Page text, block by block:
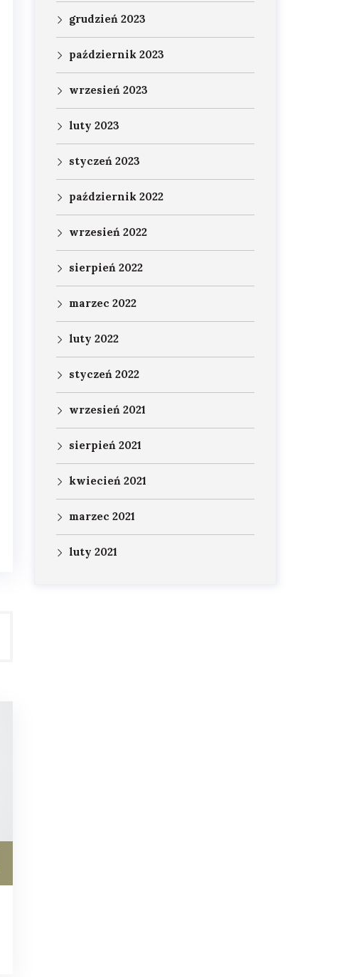
grudzień 2023
październik 2023
wrzesień 2023
luty 2023
styczeń 2023
październik 2022
wrzesień 2022
sierpień 2022
marzec 2022
luty 2022
styczeń 2022
wrzesień 2021
sierpień 2021
kwiecień 2021
marzec 2021
luty 2021